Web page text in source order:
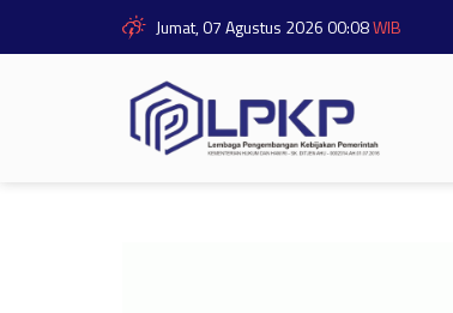
Jumat, 07 Agustus 2026 00:08WIB